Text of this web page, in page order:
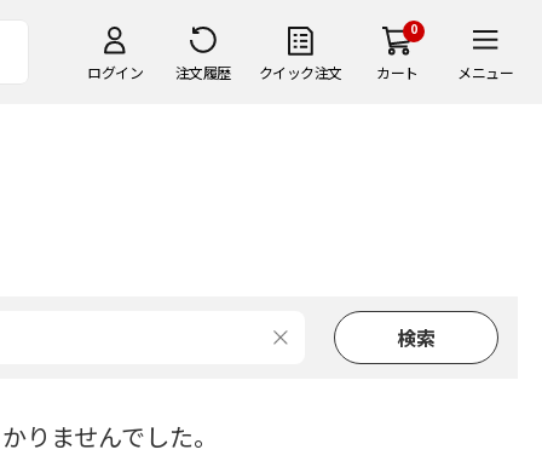
ログイン 注文履歴 クイック注文
0
カート メニュー
りませんでした。